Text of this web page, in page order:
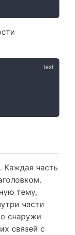
Каждая часть
тему,
части
снаружи
связей с